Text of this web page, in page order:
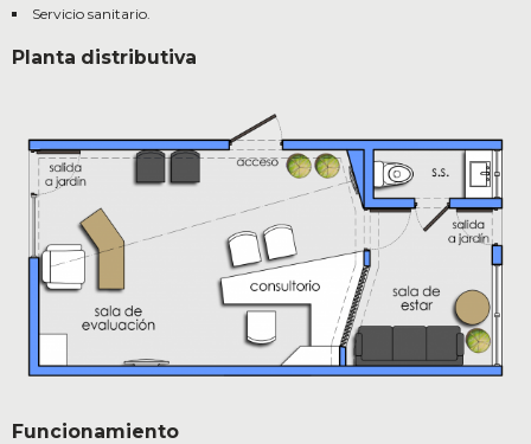
Servicio sanitario.
Planta distributiva
Funcionamiento